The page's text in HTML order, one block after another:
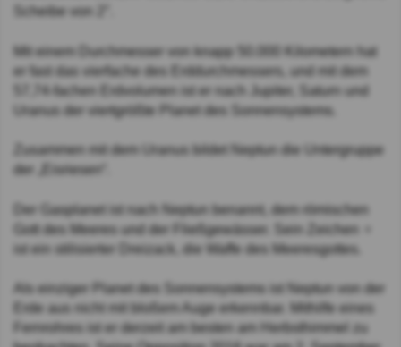
Scheibe von 2″.
Mit einem Durchmesser von knapp 50.000 Kilometern hat
er fast das vierfache des Erddurchmessers, und mit dem
57,74-fachen Erdvolumen ist er nach Jupiter, Saturn und
Uranus der viertgrößte Planet des Sonnensystems.
Zusammen mit dem Uranus bildet Neptun die Untergruppe
der „Eisriesen“.
Der Gasplanet ist nach Neptun benannt, dem römischen
Gott des Meeres und der Fließgewässer. Sein Zeichen ♆
ist ein stilisierter Dreizack, die Waffe des Meeresgottes.
Als einziger Planet des Sonnensystems ist Neptun von der
Erde aus nicht mit bloßem Auge erkennbar. Mithilfe eines
Fernrohres ist er derzeit am besten am Herbsthimmel zu